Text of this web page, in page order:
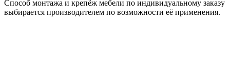
Способ монтажа и крепёж мебели по индивидуальному заказу
выбирается производителем по возможности её применения.